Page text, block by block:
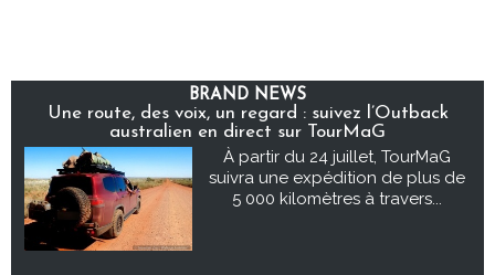
BRAND NEWS
Une route, des voix, un regard : suivez l’Outback
australien en direct sur TourMaG
À partir du 24 juillet, TourMaG
suivra une expédition de plus de
5 000 kilomètres à travers...